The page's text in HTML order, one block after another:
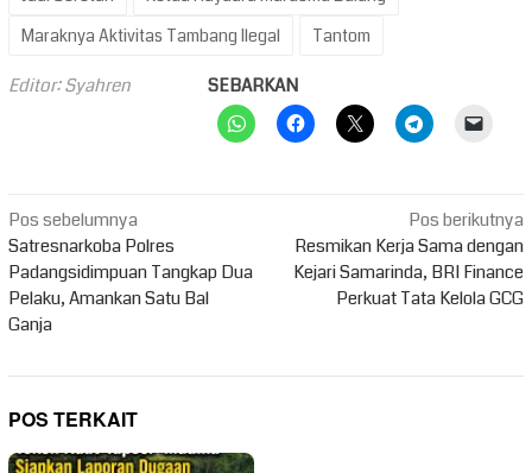
Maraknya Aktivitas Tambang Ilegal
Tantom
Editor: Syahren SEBARKAN
Navigasi
pos
Pos sebelumnya
Satresnarkoba Polres
Padangsidimpuan Tangkap Dua
Pelaku, Amankan Satu Bal
Ganja
Pos berikutnya
Resmikan Kerja Sama dengan
Kejari Samarinda, BRI Finance
Perkuat Tata Kelola GCG
POS TERKAIT